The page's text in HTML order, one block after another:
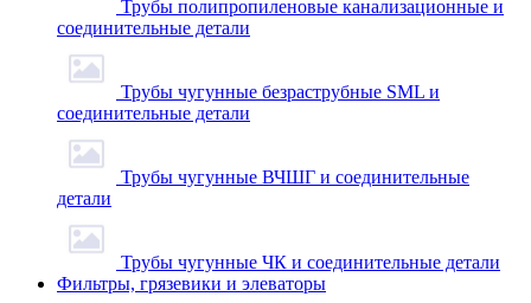
Трубы полипропиленовые канализационные и
соединительные детали
Трубы чугунные безраструбные SML и
соединительные детали
Трубы чугунные ВЧШГ и соединительные
детали
Трубы чугунные ЧК и соединительные детали
Фильтры, грязевики и элеваторы